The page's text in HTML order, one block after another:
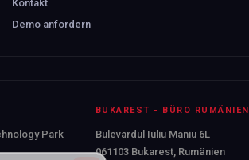
Kontakt
Demo anfordern
Park
BUKAREST - BÜRO RUMÄNIEN
Bulevardul Iuliu Maniu 6L
061103 Bukarest, Rumänien